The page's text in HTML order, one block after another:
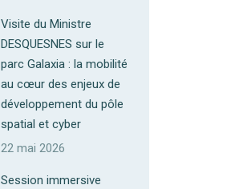
Visite du Ministre
DESQUESNES sur le
parc Galaxia : la mobilité
au cœur des enjeux de
développement du pôle
spatial et cyber
22 mai 2026
Session immersive